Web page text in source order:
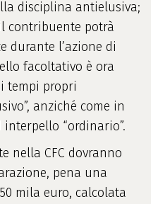
disciplina antielusiva;
contribuente potrà
durante l’azione di
facoltativo è ora
tempi propri
anziché come in
“ordinario”.
nella CFC dovranno
pena una
mila euro, calcolata